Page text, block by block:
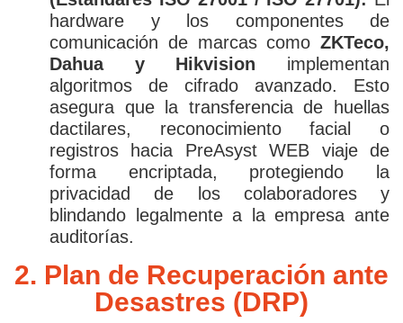
hardware y los componentes de
comunicación de marcas como ZKTeco,
Dahua y Hikvision implementan
algoritmos de cifrado avanzado. Esto
asegura que la transferencia de huellas
dactilares, reconocimiento facial o
registros hacia PreAsyst WEB viaje de
forma encriptada, protegiendo la
privacidad de los colaboradores y
blindando legalmente a la empresa ante
auditorías.
2. Plan de Recuperación ante
Desastres (DRP)